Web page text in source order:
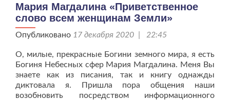
Мария Магдалина «Приветственное
слово всем женщинам Земли»
Опубликовано 17 декабря 2020 | 22:45
О, милые, прекрасные Богини земного мира, я есть
Богиня Небесных сфер Мария Магдалина. Меня Вы
знаете как из писания, так и книгу однажды
диктовала я. Пришла пора общения наши
возобновить посредством информационного